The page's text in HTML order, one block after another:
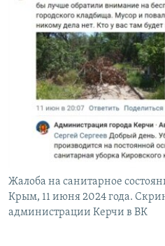
Жалоба на санитарное
Крым, 11 июня 2024 года.
администрации Керчи в ВК